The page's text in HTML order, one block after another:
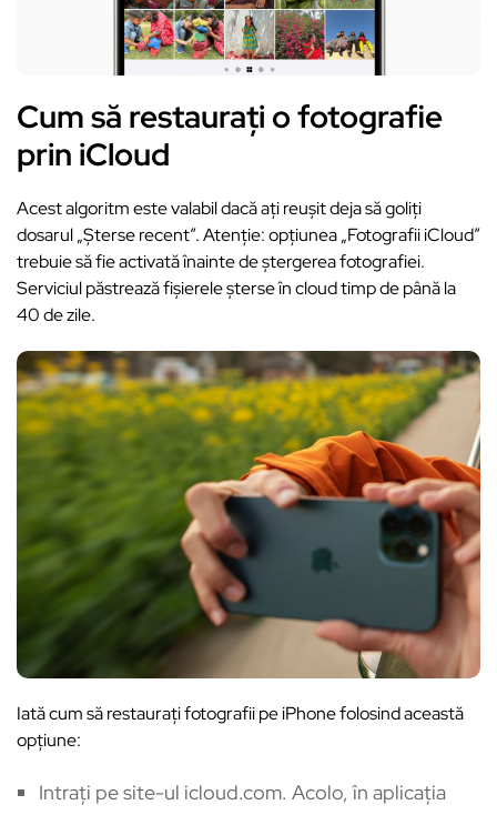
Cum să restaurați o fotografie
prin iCloud
Acest algoritm este valabil dacă ați reușit deja să goliți
dosarul „Șterse recent”. Atenție: opțiunea „Fotografii iCloud”
trebuie să fie activată înainte de ștergerea fotografiei.
Serviciul păstrează fișierele șterse în cloud timp de până la
40 de zile.
Iată cum să restaurați fotografii pe iPhone folosind această
opțiune:
Intrați pe site-ul icloud.com. Acolo, în aplicația